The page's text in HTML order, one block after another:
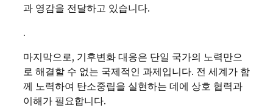
과 영감을 전달하고 있습니다.
.
마지막으로, 기후변화 대응은 단일 국가의 노력만으
로 해결할 수 없는 국제적인 과제입니다. 전 세계가 함
께 노력하여 탄소중립을 실현하는 데에 상호 협력과
이해가 필요합니다.